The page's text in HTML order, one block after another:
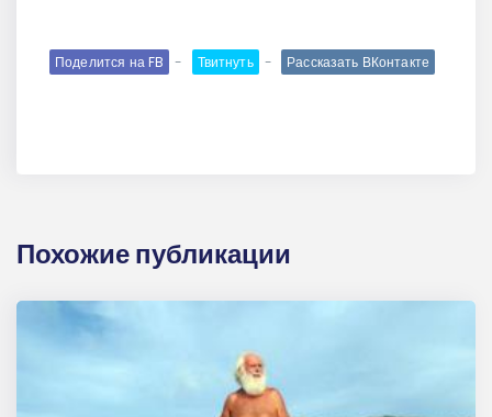
Поделится на FB Твитнуть Рассказать ВКонтакте
Похожие публикации